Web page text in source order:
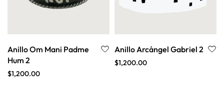
Anillo Om Mani Padme
Hum 2
$1,200.00
Anillo Arcángel Gabriel 2
$1,200.00